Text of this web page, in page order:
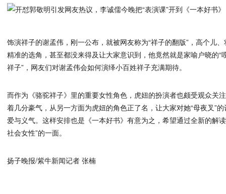
饰演祥子的谢孟伟，刚一公布，就被网友称为“祥子的翻版”，高个儿
精准的选角，甚至都没来得及让大家意识到，他竟然就是家喻户晓的“
祥子”，网友们对谢孟伟会如何演绎小百姓祥子充满期待。
而作为《骆驼祥子》里的重要女性角色，虎妞的扮演者也颇受观众关
着几分豪气，从另一方面为虎妞的角色正了名，让大家对她“母夜叉”
爱与义气。这样安排也是《一本好书》有意为之，希望通过全新的解
社会女性”的一面。
扬子晚报/紫牛新闻记者 张楠